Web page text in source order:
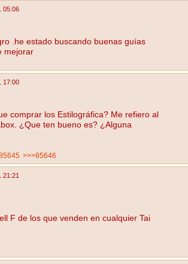
05:06
.he estado buscando buenas guías
mejorar
17:00
comprar los Estilográfica? Me refiero al
¿Que ten bueno es? ¿Alguna
>>>85646
21:21
F de los que venden en cualquier Tai